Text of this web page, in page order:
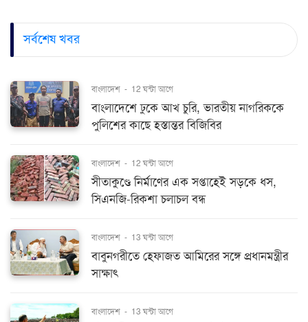
সর্বশেষ খবর
বাংলাদেশ - 12 ঘন্টা আগে
বাংলাদেশে ঢুকে আখ চুরি, ভারতীয় নাগরিককে
পুলিশের কাছে হস্তান্তর বিজিবির
বাংলাদেশ - 12 ঘন্টা আগে
সীতাকুণ্ডে নির্মাণের এক সপ্তাহেই সড়কে ধস,
সিএনজি-রিকশা চলাচল বন্ধ
বাংলাদেশ - 13 ঘন্টা আগে
বাবুনগরীতে হেফাজত আমিরের সঙ্গে প্রধানমন্ত্রীর
সাক্ষাৎ
বাংলাদেশ - 13 ঘন্টা আগে